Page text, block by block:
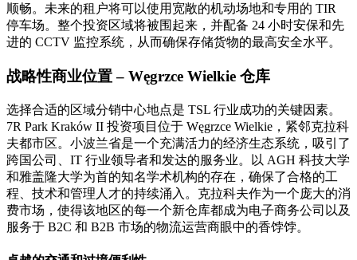
顺畅。未来的租户将可以使用宽敞的机动场地和专用的 TIR
停车场。整个投资区域将被围起来，并配备 24 小时安保和先
进的 CCTV 监控系统，从而确保存储货物的最高安全水平。
战略性商业位置 – Węgrzce Wielkie 仓库
选择合适的区域分销中心地点是 TSL 行业成功的关键因素。
7R Park Kraków II 投资项目位于 Węgrzce Wielkie，紧邻克拉科
夫都市区。小波兰省是一个充满活力的经济生态系统，吸引了
跨国公司、IT 行业领导者和发达的服务业。以 AGH 科技大学
和雅盖隆大学为首的知名学术机构的存在，确保了合格的工
程、技术和管理人才的持续涌入。克拉科夫作为一个庞大的消
费市场，使得该地区的每一个新仓库都成为电子商务公司以及
服务于 B2C 和 B2B 市场的物流运营商眼中的香饽饽。